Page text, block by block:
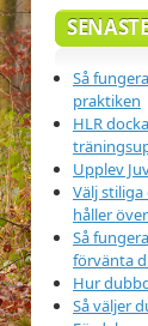
Så
praktiken
HLR
Upplev
Välj
håller
Så
förvänta
Hur
Så väljer